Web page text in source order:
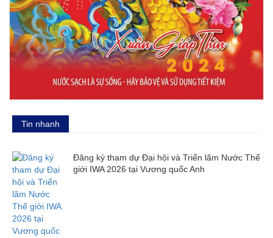
Tin nhanh
Đăng ký tham dự Đại hội và Triển lãm Nước Thế
giới IWA 2026 tại Vương quốc Anh